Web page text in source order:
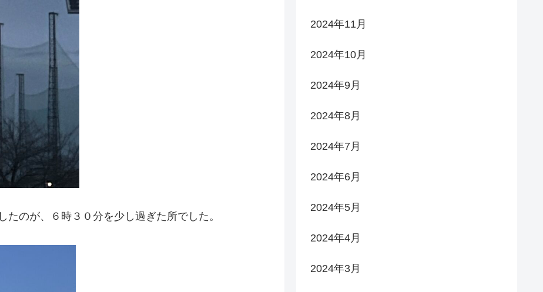
のが、６時３０分を少し過ぎた所でした。
2024年11月
2024年10月
2024年9月
2024年8月
2024年7月
2024年6月
2024年5月
2024年4月
2024年3月